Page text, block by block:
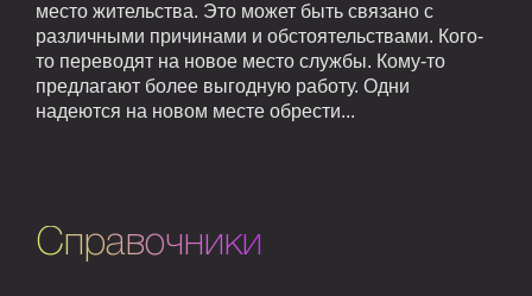
место жительства. Это может быть связано с
различными причинами и обстоятельствами. Кого-
то переводят на новое место службы. Кому-то
предлагают более выгодную работу. Одни
надеются на новом месте обрести...
Справочники